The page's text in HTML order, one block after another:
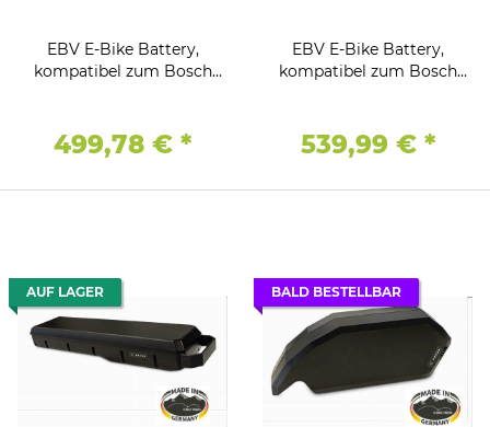
EBV E-Bike Battery,
kompatibel zum Bosch
Antriebssystem 36V - 15Ah
/ 540Wh - EVO
499,78 € *
EBV E-Bike Battery,
kompatibel zum Bosch
Antriebssystem 36V - 15Ah
/ 540Wh - Unterrohr
539,99 € *
AUF LAGER BALD BESTELLBAR